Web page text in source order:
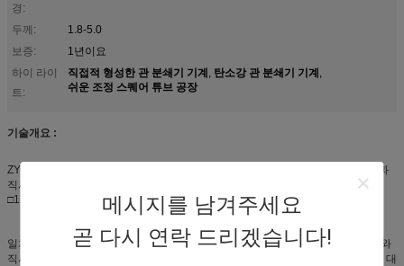
메시지를 남겨주세요
곧 다시 연락 드리겠습니다!
경:
두께:
1.8-5.0
보증:
1년이요
하이 라이
트:
직접적 형성한 관 분쇄기 기계, 탄소강 관 분쇄기 기계,
쉬운 조정 스퀘어 튜브 공장
기술개요 :
ZY120 직접 발포 관 분쇄기 고주파 용접관 밀 라인은 □60×60의 사이즈로 광장과
직사각형 관을 생산하도록 설계됩니다 - 강관의 1.8mm-6.0mm의 벽 두께인
□120×120mm.
일치하기 위해 직접적으로 형성되거나 직사각형인 것 지하철을 탑니다 : 스퀘어와
직사각형 관을 위해 형성되는 선 새장이 매우 짧은 시간에 그리고 명부을 어떠한 대